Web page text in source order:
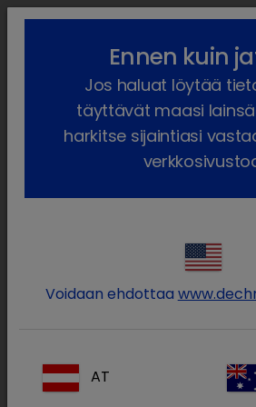
Ruokavaliot ja ravitsemus
Kissa
Ennen kuin
Jos haluat löytää
täyttävät maasi
harkitse sijaintiasi
Voidaan ehdottaa
AT